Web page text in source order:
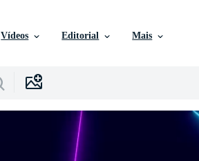
Vídeos Editorial Mais